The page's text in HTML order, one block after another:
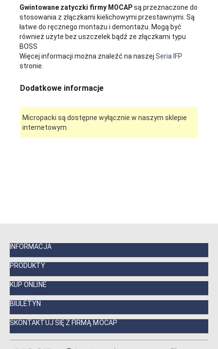
Gwintowane zatyczki firmy MOCAPsą przeznaczone do
stosowania z złączkami kielichowymi przestawnymi. Są
łatwe do ręcznego montażu i demontażu. Mogą być
również użyte bez uszczelek bądź ze złączkami typu
BOSS
Więcej informacji można znaleźć na naszejSeria IFP
stronie.
Dodatkowe informacje
Micropacki są dostępne wyłącznie w naszym sklepie
internetowym.
INFORMACJA
PRODUKTY
KUP ONLINE
BIULETYN
SKONTAKTUJ SIĘ Z FIRMĄ MOCAP